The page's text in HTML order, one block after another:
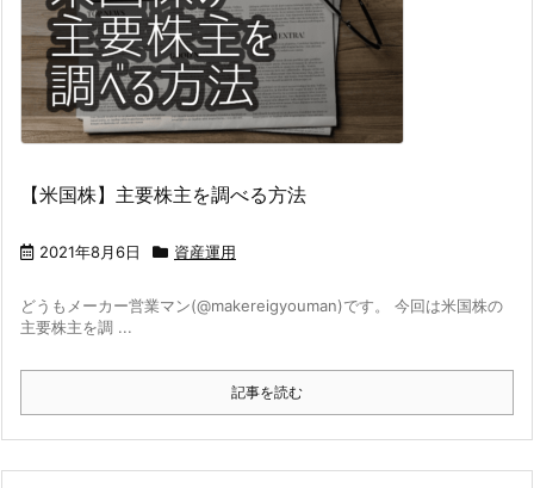
【米国株】主要株主を調べる方法
2021年8月6日 資産運用
どうもメーカー営業マン(@makereigyouman)です。 今回は米国株の
主要株主を調 ...
記事を読む